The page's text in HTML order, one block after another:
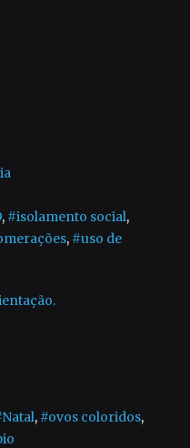
, #isolamento social,
, #uso de
, #ovos coloridos,